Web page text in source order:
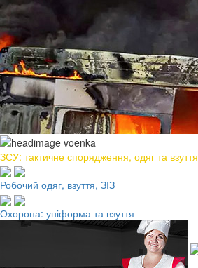
ЗСУ: тактичне спорядження, одяг та взуття
Робочий одяг, взуття, ЗІЗ
Охорона: уніформа та взуття